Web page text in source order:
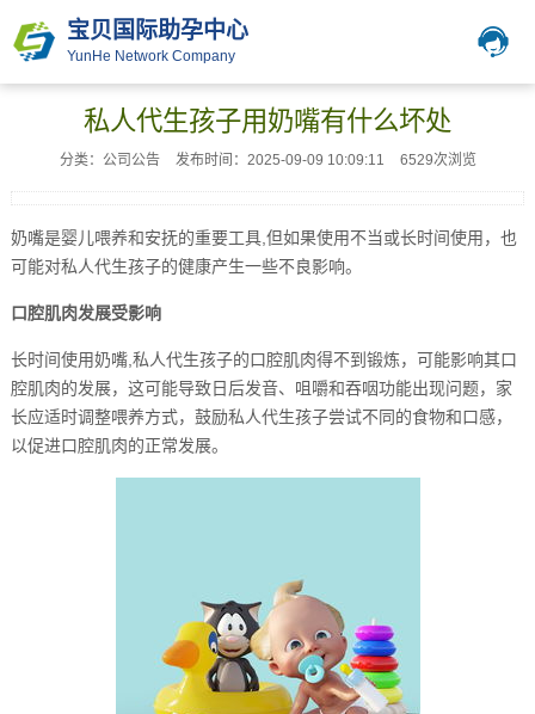
宝贝国际助孕中心
YunHe Network Company
私人代生孩子用奶嘴有什么坏处
分类：公司公告 发布时间：2025-09-09 10:09:11 6529次浏览
奶嘴是婴儿喂养和安抚的重要工具,但如果使用不当或长时间使用，也
可能对私人代生孩子的健康产生一些不良影响。
口腔肌肉发展受影响
长时间使用奶嘴,私人代生孩子的口腔肌肉得不到锻炼，可能影响其口
腔肌肉的发展，这可能导致日后发音、咀嚼和吞咽功能出现问题，家
长应适时调整喂养方式，鼓励私人代生孩子尝试不同的食物和口感，
以促进口腔肌肉的正常发展。